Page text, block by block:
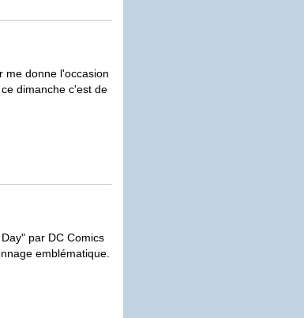
me donne l'occasion
dimanche c'est de
par DC Comics
emblématique.